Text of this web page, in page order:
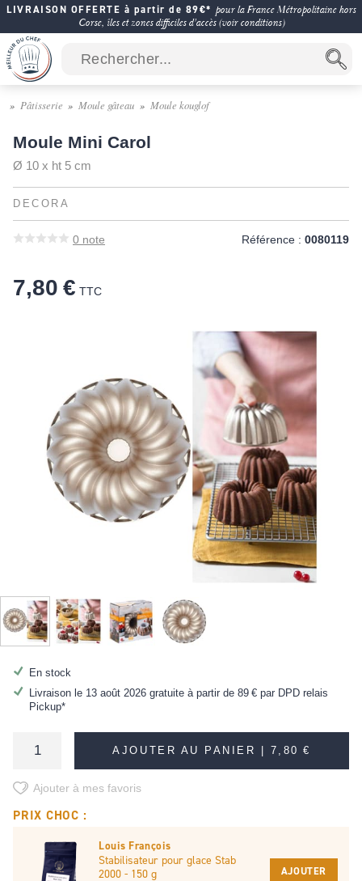
LIVRAISON OFFERTE à partir de 89€* pour la France Métropolitaine hors
Corse, îles et zones difficiles d'accès (voir conditions)
Pâtisserie Moule gâteau Moule kouglof
Moule Mini Carol
Ø 10 x ht 5 cm
DECORA
0 note Référence : 0080119
7,80 € TTC
En stock
Livraison le 13 août 2026 gratuite à partir de 89 €par DPD relais
Pickup*
AJOUTER AU PANIER | 7,80 €
Ajouter à mes favoris
PRIX CHOC :
Louis François
Stabilisateur pour glace Stab
2000 - 150 g
AJOUTER